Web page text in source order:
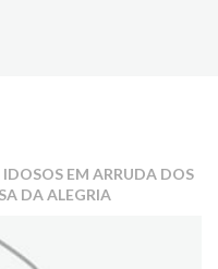
IDOSOS EM ARRUDA DOS
DA ALEGRIA